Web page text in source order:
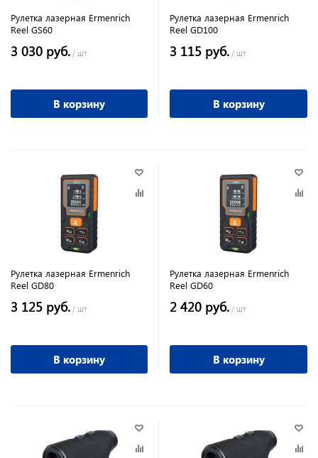
Рулетка лазерная Ermenrich
Reel GS60
3 030 руб. / шт
В корзину
Рулетка лазерная Ermenrich
Reel GD100
3 115 руб. / шт
В корзину
Рулетка лазерная Ermenrich
Reel GD80
3 125 руб. / шт
В корзину
Рулетка лазерная Ermenrich
Reel GD60
2 420 руб. / шт
В корзину